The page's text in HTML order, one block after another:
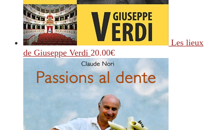
Les lieux
de Giuseppe Verdi 20.00€